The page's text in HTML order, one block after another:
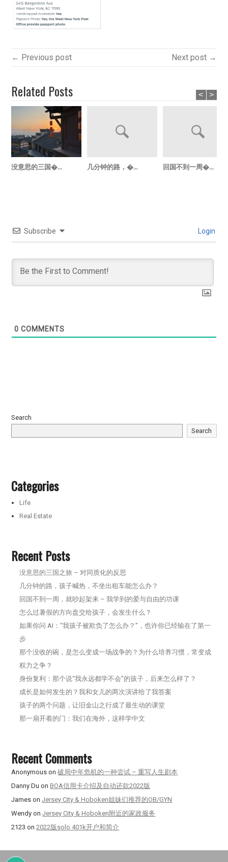
← Previous post Next post →
Related Posts
没意思的三国�... 几分钟的路，�... 回国不到一周�...
< >
Subscribe Login
0 COMMENTS
Search
Search
Categories
Life
Real Estate
Recent Posts
没意思的三国之旅 – 对同质化的反思
几分钟的路，孩子喊热，不坐出租车能怎么办？
回国不到一周，就吵起架来 – 我学到的爱与自由的功课
怎么过暑假的方向盘交给孩子，会发生什么？
如果你问 AI：“我孩子被欺负了怎么办？”，也许你已经输在了第一
步
那个没收的碗，是怎么变成一场战争的？为什么培养习惯，常变成
权力之争？
身份复利：那个说“我永远都学不会”的孩子，后来怎么样了？
成长是如何发生的？我和女儿的两次演讲给了我答案
孩子的两个问题，让旧金山之行成了最生动的课堂
那一扇开着的门：我们在海外，这样学中文
Recent Comments
Anonymous on破局中年危机的一种尝试 – 重写人生剧本
Danny Du onBOA信用卡介绍及自动还款2022版
James onJersey City & Hoboken姐妹们推荐的OB/GYN
Wendy onJersey City & Hoboken附近的家政服务
2123 on2022版solo 401k开户和简介